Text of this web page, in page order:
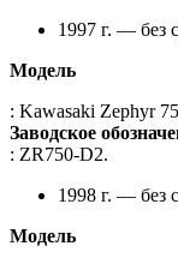
1997 г. — без
Модель
: Kawasaki Zephyr
Заводское
: ZR750-D2.
1998 г. — без
Модель